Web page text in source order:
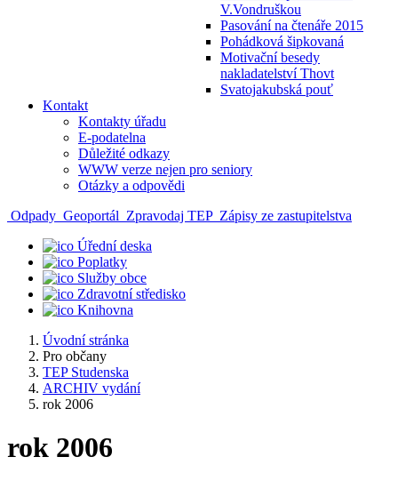
V.Vondruškou
Pasování na čtenáře 2015
Pohádková šipkovaná
Motivační besedy
nakladatelství Thovt
Svatojakubská pouť
Kontakt
Kontakty úřadu
E-podatelna
Důležité odkazy
WWW verze nejen pro seniory
Otázky a odpovědi
Odpady Geoportál Zpravodaj TEP Zápisy ze zastupitelstva
Úřední deska
Poplatky
Služby obce
Zdravotní středisko
Knihovna
Úvodní stránka
Pro občany
TEP Studenska
ARCHIV vydání
rok 2006
rok 2006